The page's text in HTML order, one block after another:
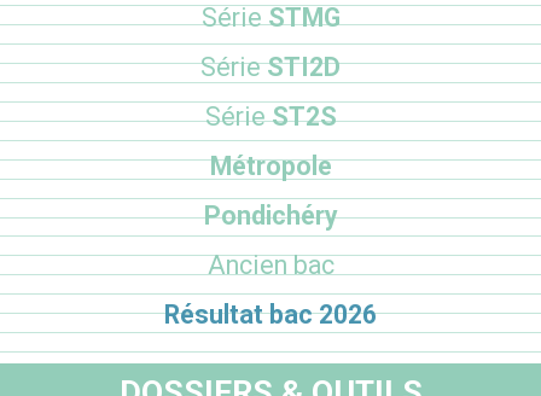
SérieSTMG
SérieSTI2D
SérieST2S
Métropole
Pondichéry
Ancien bac
Résultat bac 2026